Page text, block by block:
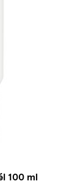
100 ml